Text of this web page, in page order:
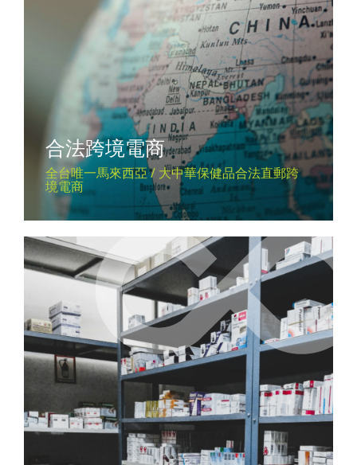
合法跨境電商
全台唯一馬來西亞 / 大中華保健品合法直郵跨
境電商